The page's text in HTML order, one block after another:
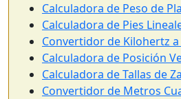
Calculadora de Peso de
Calculadora de Pies
Convertidor de Kilohertz
Calculadora de Posición
Calculadora de Tallas de
Convertidor de Metros